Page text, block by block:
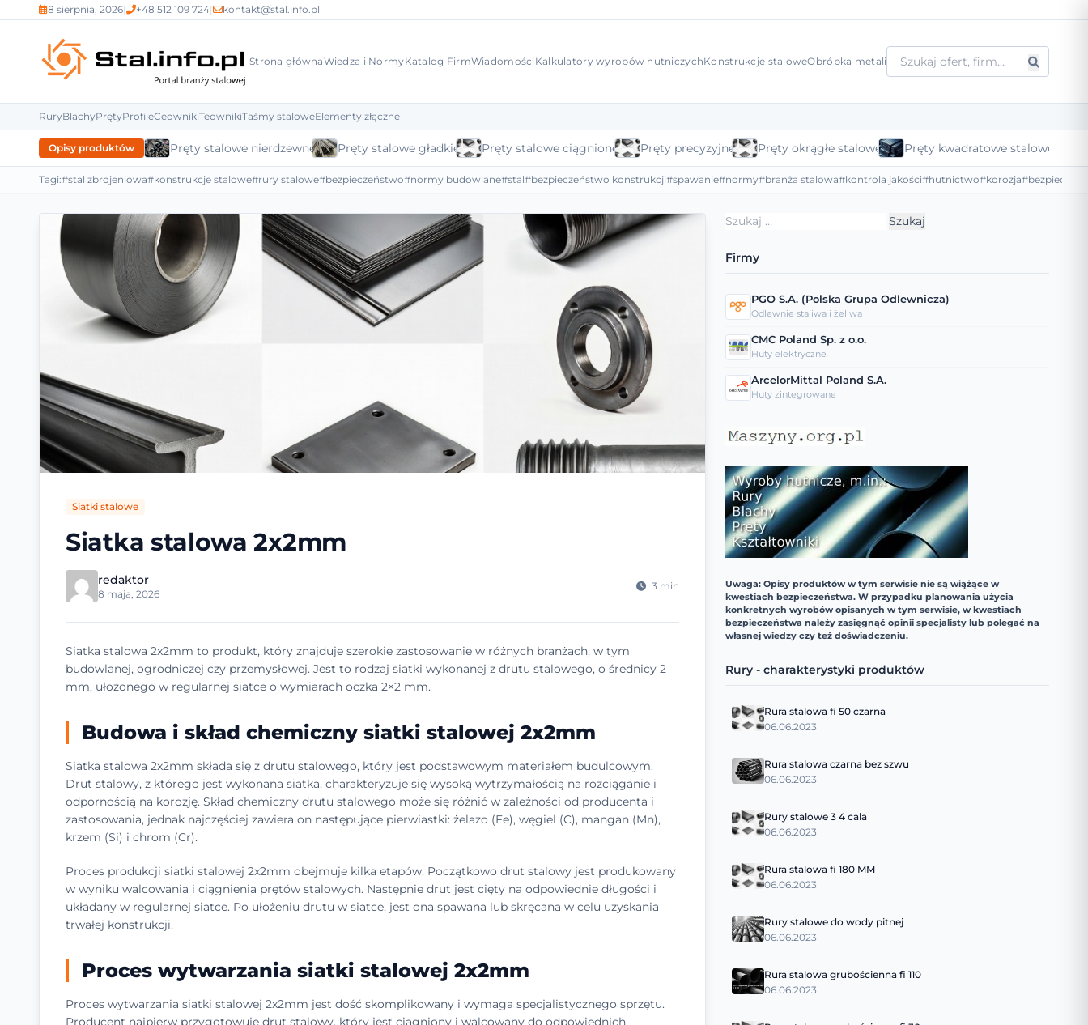
8 sierpnia, 2026| +48 512 109 724| kontakt@stal.info.pl
Strona głównaWiedza i Normy Katalog FirmWiadomości Kalkulatory wyrobów hutniczychKonstrukcje staloweObróbka metali
RuryBlachyPrętyProfileCeownikiTeownikiTaśmy staloweElementy złączne
Opisy produktów Pręty stalowe nierdzewne Pręty stalowe gładkie Pręty stalowe ciągnione Pręty precyzyjne Pręty okrągłe stalowe Pręty kwadratowe stalowe
Tagi:#stal zbrojeniowa#konstrukcje stalowe#rury stalowe#bezpieczeństwo#normy budowlane#stal#bezpieczeństwo konstrukcji#spawanie#normy#branża stalowa#kontrola jakości#hutnictwo#korozja
Siatki stalowe
Siatka stalowa 2x2mm
redaktor
8 maja, 2026
3 min
Siatka stalowa 2x2mm to produkt, który znajduje szerokie zastosowanie w różnych branżach, w tym
budowlanej, ogrodniczej czy przemysłowej. Jest to rodzaj siatki wykonanej z drutu stalowego, o średnicy 2
mm, ułożonego w regularnej siatce o wymiarach oczka 2×2 mm.
Budowa i skład chemiczny siatki stalowej 2x2mm
Siatka stalowa 2x2mm składa się z drutu stalowego, który jest podstawowym materiałem budulcowym.
Drut stalowy, z którego jest wykonana siatka, charakteryzuje się wysoką wytrzymałością na rozciąganie i
odpornością na korozję. Skład chemiczny drutu stalowego może się różnić w zależności od producenta i
zastosowania, jednak najczęściej zawiera on następujące pierwiastki: żelazo (Fe), węgiel (C), mangan (Mn),
krzem (Si) i chrom (Cr).
Proces produkcji siatki stalowej 2x2mm obejmuje kilka etapów. Początkowo drut stalowy jest produkowany
w wyniku walcowania i ciągnienia prętów stalowych. Następnie drut jest cięty na odpowiednie długości i
układany w regularnej siatce. Po ułożeniu drutu w siatce, jest ona spawana lub skręcana w celu uzyskania
trwałej konstrukcji.
Proces wytwarzania siatki stalowej 2x2mm
Proces wytwarzania siatki stalowej 2x2mm jest dość skomplikowany i wymaga specjalistycznego sprzętu.
Producent najpierw przygotowuje drut stalowy, który jest ciągniony i walcowany do odpowiednich
Szukaj:
Firmy
PGO S.A. (Polska Grupa Odlewnicza)
Odlewnie staliwa i żeliwa
CMC Poland Sp. z o.o.
Huty elektryczne
ArcelorMittal Poland S.A.
Huty zintegrowane
Uwaga: Opisy produktów w tym serwisie nie są wiążące w
kwestiach bezpieczeństwa. W przypadku planowania użycia
konkretnych wyrobów opisanych w tym serwisie, w kwestiach
bezpieczeństwa należy zasięgnąć opinii specjalisty lub polegać na
własnej wiedzy czy też doświadczeniu.
Rury - charakterystyki produktów
Rura stalowa fi 50 czarna
06.06.2023
Rura stalowa czarna bez szwu
06.06.2023
Rury stalowe 3 4 cala
06.06.2023
Rura stalowa fi 180 MM
06.06.2023
Rury stalowe do wody pitnej
06.06.2023
Rura stalowa grubościenna fi 110
06.06.2023